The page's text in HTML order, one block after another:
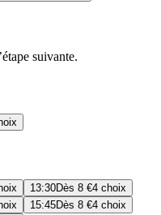
suivante.
13:30Dès 8 €4 choix
15:45Dès 8 €4 choix